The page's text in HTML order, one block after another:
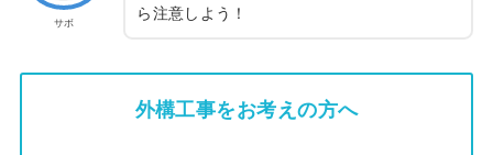
サボ
ら注意しよう！
外構工事をお考えの方へ